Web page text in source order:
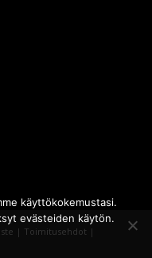
| Toimitusehdot |
käyttökokemustasi.
evästeiden käytön.